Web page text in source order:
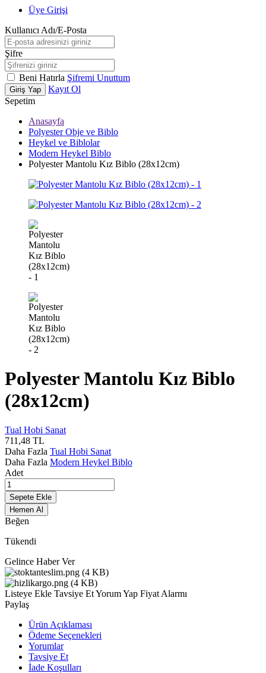
Üye Girişi
Kullanıcı Adı/E-Posta
Şifre
Beni Hatırla Şifremi Unuttum
Giriş Yap
Kayıt Ol
Sepetim
Anasayfa
Polyester Obje ve Biblo
Heykel ve Biblolar
Modern Heykel Biblo
Polyester Mantolu Kız Biblo (28x12cm)
Polyester Mantolu Kız Biblo
(28x12cm)
Tual Hobi Sanat
711,48 TL
Daha Fazla Tual Hobi Sanat
Daha Fazla Modern Heykel Biblo
Adet
Sepete Ekle
Hemen Al
Beğen
Tükendi
Gelince Haber Ver
Listeye Ekle Tavsiye EtYorum Yap Fiyat Alarmı
Paylaş
Ürün Açıklaması
Ödeme Seçenekleri
Yorumlar
Tavsiye Et
İade Koşulları